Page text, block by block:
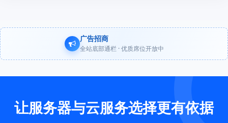
广告招商
全站底部通栏 · 优质席位开放中
让服务器与云服务选择更有依据